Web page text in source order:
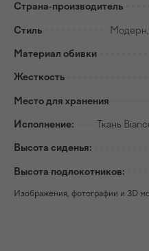
Страна-производитель
Стиль
Материал обивки
Жесткость
Место для хранения
Исполнение: Ткань
Высота сиденья:
Высота подлокотников:
Изображения, фотографии и 3D